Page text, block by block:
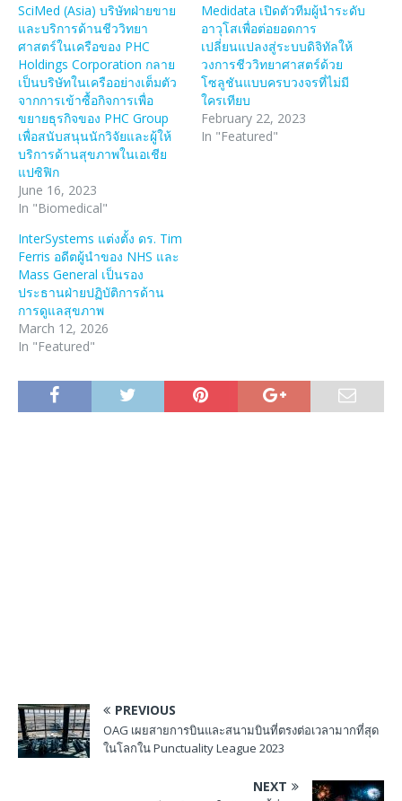
SciMed (Asia) บริษัทฝ่ายขาย
และบริการด้านชีววิทยา
ศาสตร์ในเครือของ PHC
Holdings Corporation กลาย
เป็นบริษัทในเครืออย่างเต็มตัว
จากการเข้าซื้อกิจการเพื่อ
ขยายธุรกิจของ PHC Group
เพื่อสนับสนุนนักวิจัยและผู้ให้
บริการด้านสุขภาพในเอเชีย
แปซิฟิก
June 16, 2023
In "Biomedical"
Medidata เปิดตัวทีมผู้นำระดับ
อาวุโสเพื่อต่อยอดการ
เปลี่ยนแปลงสู่ระบบดิจิทัลให้
วงการชีววิทยาศาสตร์ด้วย
โซลูชันแบบครบวงจรที่ไม่มี
ใครเทียบ
February 22, 2023
In "Featured"
InterSystems แต่งตั้ง ดร. Tim
Ferris อดีตผู้นำของ NHS และ
Mass General เป็นรอง
ประธานฝ่ายปฏิบัติการด้าน
การดูแลสุขภาพ
March 12, 2026
In "Featured"
PREVIOUS
OAG เผยสายการบินและสนามบินที่ตรงต่อเวลามากที่สุด
ในโลกใน Punctuality League 2023
NEXT